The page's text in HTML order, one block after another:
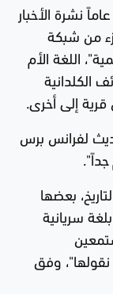
حين تقدّم الصحافية مريم ألبرت البالغة 35 عاماً نشرة الأخبار
من شبكة
اللغة الأم
الكلدانية
قرية إلى أخرى.
لفرانس برس
بعضها
سريانية
وفق